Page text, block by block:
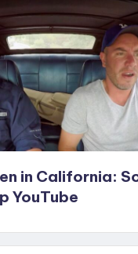
in California:
YouTube